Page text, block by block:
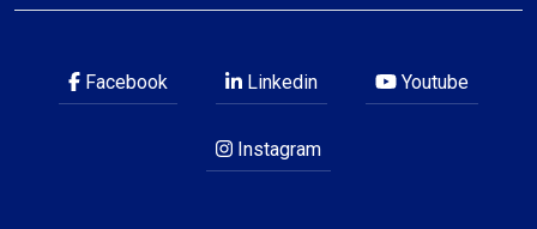
Facebook Linkedin Youtube
Instagram